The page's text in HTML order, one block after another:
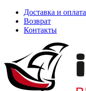
Доставка и оплата
Возврат
Контакты